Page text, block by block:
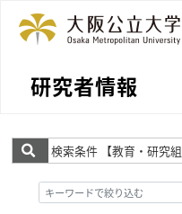
研究者情報
検索条件 【教育・研究